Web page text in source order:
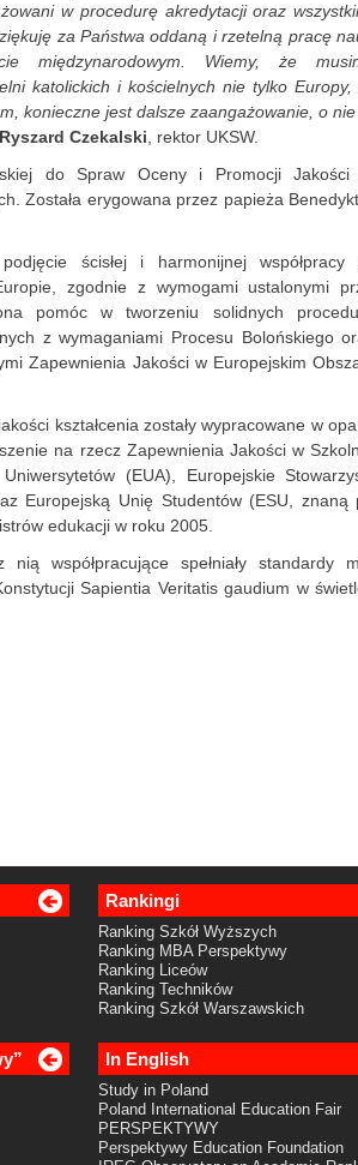
w procedurę akredytacji oraz
za Państwa oddaną i rzetelną pracę
międzynarodowym. Wiemy, że
katolickich i kościelnych nie tylko
konieczne jest dalsze zaangażowanie, o
Czekalski , rektor UKSW.
do Spraw Oceny i Promocji Jakości
Została erygowana przez papieża
ścisłej i harmonijnej
zgodnie z wymogami ustalonymi
pomóc w tworzeniu solidnych
z wymaganiami Procesu Bolońskiego
Zapewnienia Jakości w Europejskim
kształcenia zostały wypracowane w
na rzecz Zapewnienia Jakości w
(EUA), Europejskie
Europejską Unię Studentów (ESU, znaną
edukacji w roku 2005.
współpracujące spełniały standardy
Sapientia Veritatis gaudium w
Rankingi
Ranking Szkół Wyższych
Ranking MBA Perspektywy
Ranking Liceów
Ranking Techników
Ranking Szkół Warszawskich
In English
Study in Poland
Poland International Education Fair
PERSPEKTYWY
Perspektywy Education Foundation